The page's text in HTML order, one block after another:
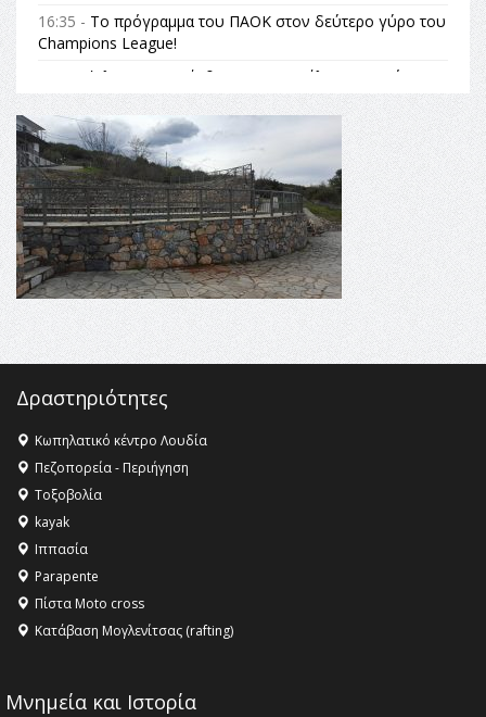
16:35 - Το πρόγραμμα του ΠΑΟΚ στον δεύτερο γύρο του
Champions League!
Όλυμπος: Εντάχθηκε στον Κατάλογο Παγκόσμιας
Κληρονομιάς της UNESCO – Ομόφωνη η απόφαση Ο
Όλυμπος αναγνωρίστηκε ως φυσικό και πολιτιστικό
αγαθό εξέχουσας οικουμενικής αξίας για την
ανθρωπότητα
16:18 -ΕΝΟΡΙΑΚΕΣ ΚΑΛΟΚΑΙΡΙΝΕΣ ΔΡΑΣΕΙΣ ΓΙΑ ΠΑΙΔΙΑ
ΣΤΗΝ ΕΔΕΣΣΑ
16:15 -Εργασίες συντήρησης οδοφωτισμού στην Ενωτική
Οδό Σίνδου από την Περιφέρεια Κεντρικής Μακεδονίας
11:36 -
Λάκης Βασιλειάδης, Συνέντευξη PellaFm 103,3 για
το Μουσείο της Πέλλας, Λουτρά Πόζαρ και Χιονοδρομικό
18:09 -Αυτό το καλοκαίρι δίνουμε ραντεβού στο πιο
όμορφο θερινό σινεμά της Ελλάδας!
Δραστηριότητες
Κωπηλατικό κέντρο Λουδία
Πεζοπορεία - Περιήγηση
Τοξοβολία
kayak
Ιππασία
Parapente
Πίστα Moto cross
Κατάβαση Μογλενίτσας (rafting)
Μνημεία και Ιστορία